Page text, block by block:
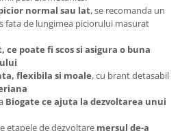
normal sau lat, se recomanda un
fata de lungimea piciorului masurat
poate fi scos si asigura o buna
flexibila si moale, cu brant detasabil
Biogate ce ajuta la dezvoltarea unui
etapele de dezvoltare mersul de-a